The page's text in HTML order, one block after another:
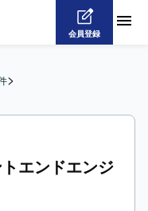
会員登録
>
エンドエンジ